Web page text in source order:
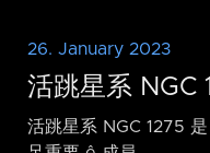
26. January 2023
活跳星系 NGC
活跳星系 NGC 1275